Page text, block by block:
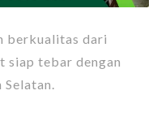
berkualitas dari
siap tebar dengan
Selatan.